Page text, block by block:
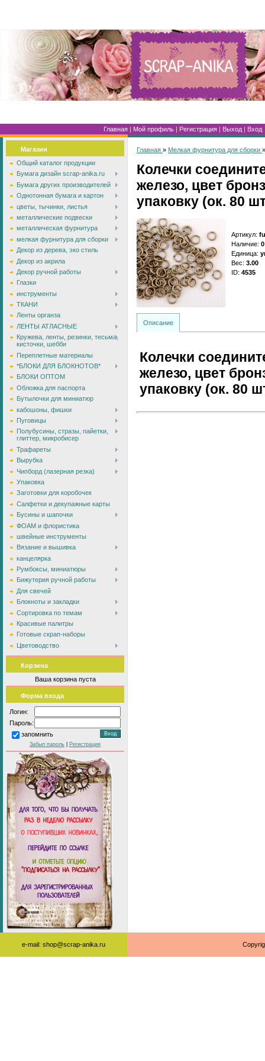
Главная| Мой профиль| Регистрация | Выход| Вход
Магазин
Общий каталог продукции
Бумага дизайн scrap-anika.ru
Бумага других производителей
Однотонная бумага и картон
цветы, тычинки, листья
металлические подвески
металлическая фурнитура
мелкая фурнитура для сборки
Декор из дерева, эко стиль
Декор из акрила
Декор ручной работы
Глазки
инструменты
ТКАНИ
Ленты органза
ЛЕНТЫ АТЛАСНЫЕ
Кружева, ленты, резинки, тесьма,
кисточки, шебби
Переплетные материалы
*БЛОКИ ДЛЯ БЛОКНОТОВ*
БЛОКИ ОПТОМ
Обложка для паспорта
Бутылочки для миниатюр
кабошоны, фишки
Пуговицы
Полубусины, стразы, пайетки,
глиттер, микробисер
Трафареты
Вырубка
Чипборд (лазерная резка)
Упаковка
Заготовки для коробочек
Салфетки и декупажные карты
Бусины и шапочки
ФОАМ и флористика
швейные инструменты
Вязание и вышивка
канцелярка
Румбоксы, миниатюры
Бижутерия ручной работы
Для свечей
Блокноты и закладки
Сортировка по темам
Красивые палитры
Готовые скрап-наборы
Цветоводство
Корзина
Ваша корзина пуста
Форма входа
Логин:
Пароль:
запомнить
Забыл пароль Регистрация
Главная » Мелкая фурнитура для сборки »
Колечки
железо, цвет
упаковку (ок. 80
Артикул:
Наличие: 0
Единица:
Вес: 3.00
ID: 4535
Описание
Колечки
железо, цвет
упаковку (ок. 80
e-mail: shop@scrap-anika.ru